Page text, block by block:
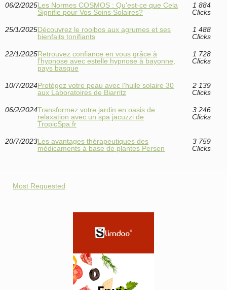
06/2/2025Les Normes COSMOS : Qu'est-ce que Cela
Signifie pour Vos Soins Solaires?
1 884
Clicks
25/1/2025Découvrez le rooibos aux agrumes et ses
bienfaits tonifiants
1 488
Clicks
22/1/2025Retrouvez confiance en vous grâce à
l’hypnose avec estelle hypnose à bayonne,
pays basque
1 728
Clicks
10/7/2024Protégez votre peau avec l'huile solaire 30
aux Laboratoires de Biarritz
2 139
Clicks
06/2/2024Transformez votre jardin en oasis de
relaxation avec un spa jacuzzi de
TropicSpa.fr
3 246
Clicks
20/7/2023Les avantages thérapeutiques des
médicaments à base de plantes Persen
3 759
Clicks
Most Requested